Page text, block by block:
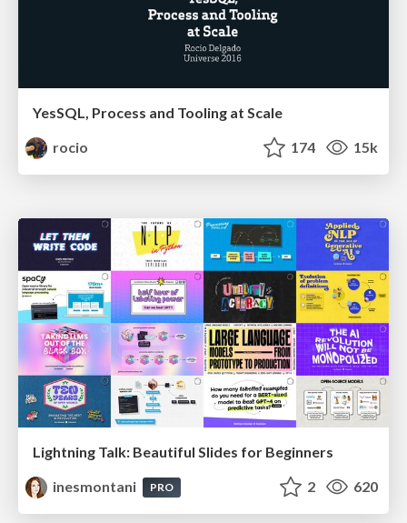
YesSQL, Process and Tooling at Scale
rocio
174 15k
Lightning Talk: Beautiful Slides for Beginners
inesmontani
PRO 2 620